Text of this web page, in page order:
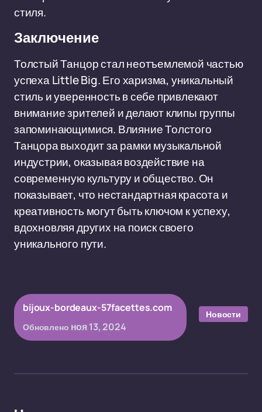
стиля.
Заключение
Толстый Танцор стал неотъемлемой частью
успеха Little Big. Его харизма, уникальный
стиль и уверенность в себе привлекают
внимание зрителей и делают клипы группы
запоминающимися. Влияние Толстого
Танцора выходит за рамки музыкальной
индустрии, оказывая воздействие на
современную культуру и общество. Он
показывает, что нестандартная красота и
креативность могут быть ключом к успеху,
вдохновляя других на поиск своего
уникального пути.
bijoux-bordeaux-57facettes.com
Обновлено ноя 13, 2024
Новости